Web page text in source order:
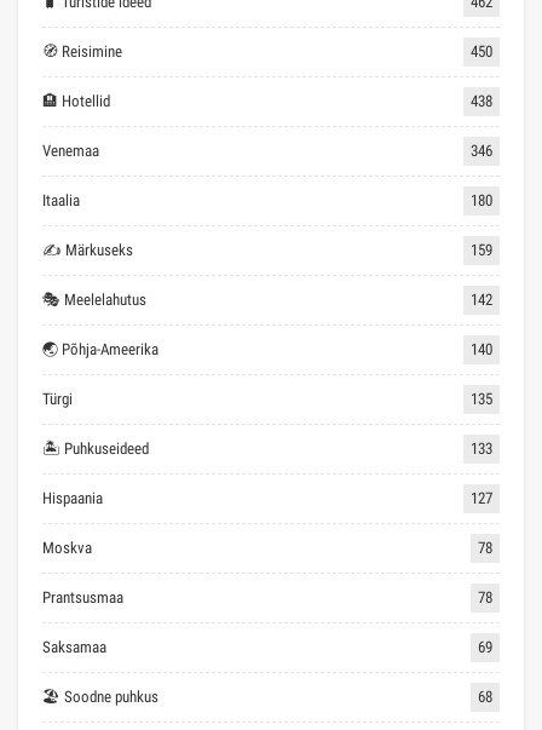
🧭 Reisimine 450
🏨 Hotellid 438
Venemaa 346
Itaalia 180
✍ Märkuseks 159
🎭 Meelelahutus 142
🌏 Põhja-Ameerika 140
Türgi 135
🏝 Puhkuseideed 133
Hispaania 127
Moskva 78
Prantsusmaa 78
Saksamaa 69
🏖 Soodne puhkus 68